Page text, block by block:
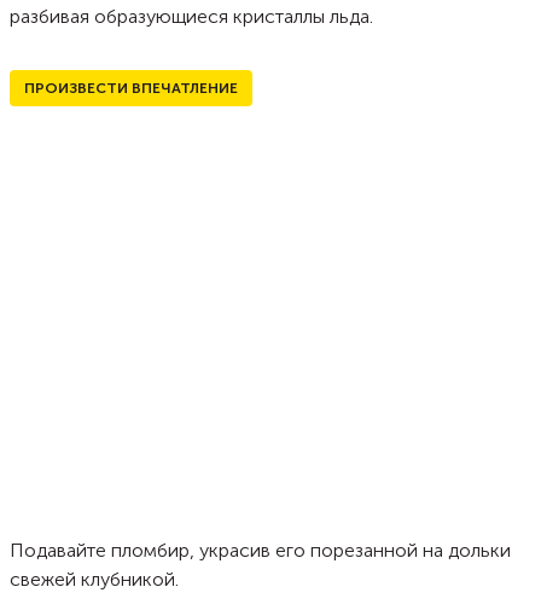
разбивая образующиеся кристаллы льда.
ПРОИЗВЕСТИ ВПЕЧАТЛЕНИЕ
Подавайте пломбир, украсив его порезанной на дольки
свежей клубникой.